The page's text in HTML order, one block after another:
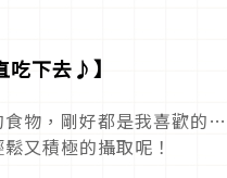
吃下去♪】
食物，剛好都是我喜歡
又積極的攝取呢！